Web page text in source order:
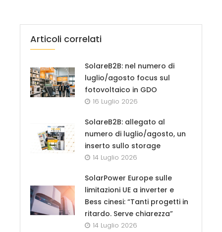
Articoli correlati
SolareB2B: nel numero di
luglio/agosto focus sul
fotovoltaico in GDO
16 Luglio 2026
SolareB2B: allegato al
numero di luglio/agosto, un
inserto sullo storage
14 Luglio 2026
SolarPower Europe sulle
limitazioni UE a inverter e
Bess cinesi: “Tanti progetti in
ritardo. Serve chiarezza”
14 Luglio 2026